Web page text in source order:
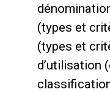
(types et
(types et
d’utilisation